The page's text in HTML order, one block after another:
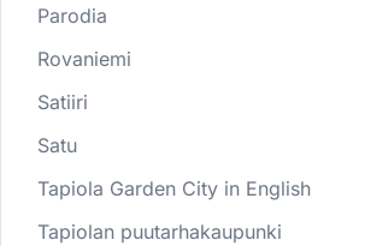
Parodia
Rovaniemi
Satiiri
Satu
Tapiola Garden City in English
Tapiolan puutarhakaupunki